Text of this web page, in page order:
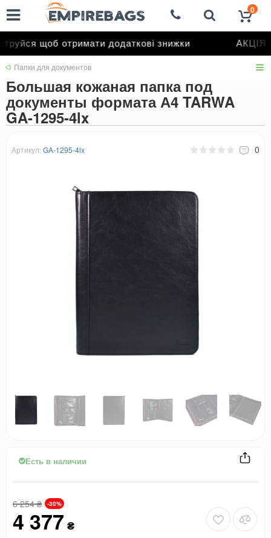
щоб отримати додаткові знижки АКЦІЯ
0
Папки для документов
Большая кожаная папка под
документы формата А4 TARWA
GA-1295-4lx
Артикул: GA-1295-4lx 0
Есть в наличии
6 254₴ -30%
4 377 ₴